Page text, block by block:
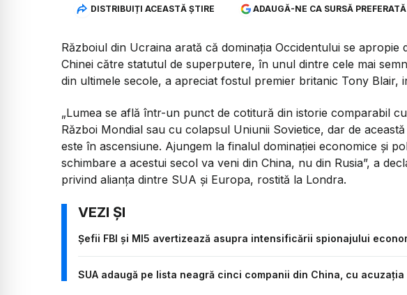
DISTRIBUIȚI ACEASTĂ ȘTIRE ADAUGĂ-NE CA SURSĂ
Războiul din Ucraina arată că dominaţia Occidentului se apropie
Chinei către statutul de superputere, în unul dintre cele mai
din ultimele secole, a apreciat fostul premier britanic Tony Blair,
„Lumea se află într-un punct de cotitură din istorie comparabil
Război Mondial sau cu colapsul Uniunii Sovietice, dar de
este în ascensiune. Ajungem la finalul dominaţiei economice şi
schimbare a acestui secol va veni din China, nu din Rusia”, a
privind alianţa dintre SUA şi Europa, rostită la Londra.
Șefii FBI și MI5 avertizează asupra intensificării spionajului
SUA adaugă pe lista neagră cinci companii din China, cu